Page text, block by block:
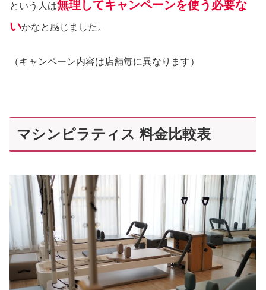
という人は無理してキャンペーンを使う必要な
いかなと感じました。
（キャンペーン内容は店舗毎に異なります）
マシンピラティス 料金比較表